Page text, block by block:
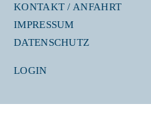
KONTAKT / ANFAHRT
IMPRESSUM
DATENSCHUTZ
LOGIN